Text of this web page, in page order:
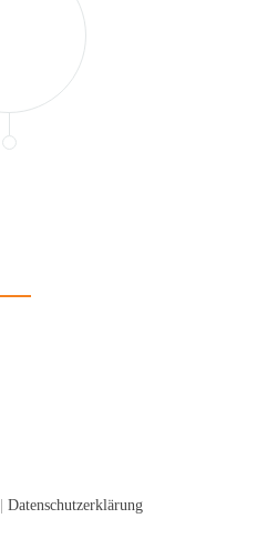
Datenschutzerklärung